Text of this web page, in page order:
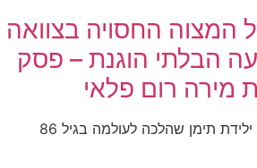
המצוה החסויה בצוואה
הבלתי הוגנת – פסק
מירה רום פלאי
המקרה מתייחס למנוחה ילידת תימן שהלכה לעולמה בגיל 86